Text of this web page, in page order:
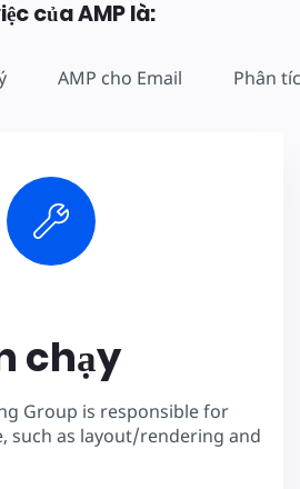
của AMP là:
AMP cho Email Phân
chạy
Group is responsible for
such as layout/rendering and